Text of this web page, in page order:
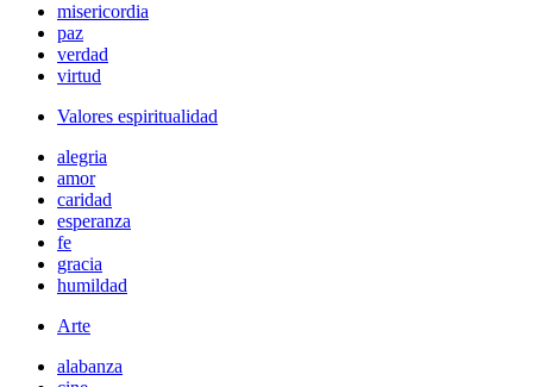
misericordia
paz
verdad
virtud
Valores espiritualidad
alegria
amor
caridad
esperanza
fe
gracia
humildad
Arte
alabanza